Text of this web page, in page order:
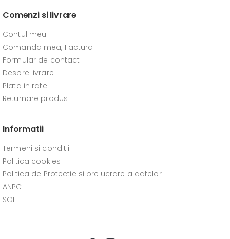
Comenzi si livrare
Contul meu
Comanda mea, Factura
Formular de contact
Despre livrare
Plata in rate
Returnare produs
Informatii
Termeni si conditii
Politica cookies
Politica de Protectie si prelucrare a datelor
ANPC
SOL